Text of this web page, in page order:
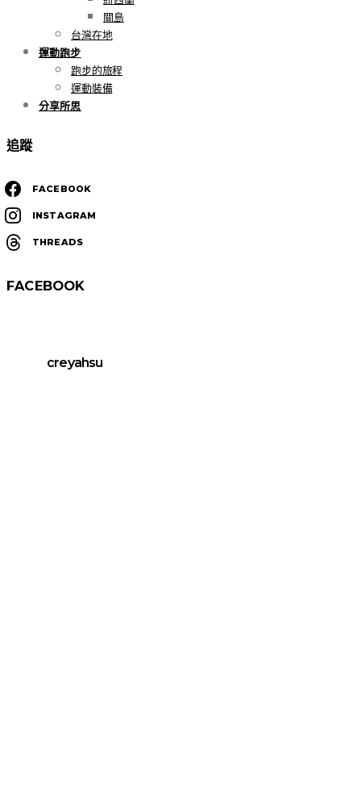
關島
台灣在地
運動跑步
跑步的旅程
運動裝備
分享所思
追蹤
FACEBOOK
INSTAGRAM
THREADS
FACEBOOK
creyahsu